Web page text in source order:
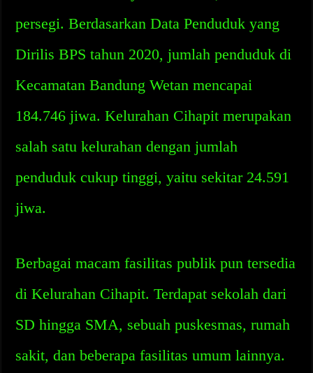
persegi. Berdasarkan Data Penduduk yang
Dirilis BPS tahun 2020, jumlah penduduk di
Kecamatan Bandung Wetan mencapai
184.746 jiwa. Kelurahan Cihapit merupakan
salah satu kelurahan dengan jumlah
penduduk cukup tinggi, yaitu sekitar 24.591
jiwa.
Berbagai macam fasilitas publik pun tersedia
di Kelurahan Cihapit. Terdapat sekolah dari
SD hingga SMA, sebuah puskesmas, rumah
sakit, dan beberapa fasilitas umum lainnya.